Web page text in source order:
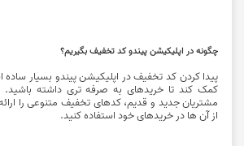
چگونه در اپلیکیشن پیندو کد تخفیف بگیریم؟
پیدا کردن کد تخفیف در اپلیکیشن پیندو بسیار
کمک کند تا خریدهای به صرفه ‌تری داشته باشید.
مشتریان جدید و قدیم، کدهای تخفیف متنوعی را
از آن ‌ها در خریدهای خود استفاده کنید.